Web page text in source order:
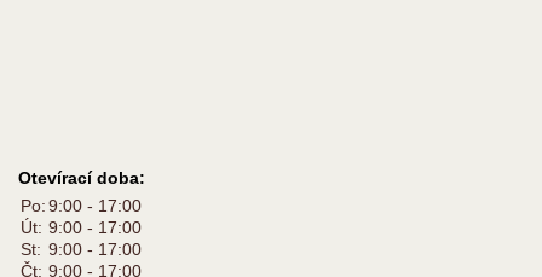
Otevírací doba:
Po:9:00 - 17:00
Út: 9:00 - 17:00
St: 9:00 - 17:00
Čt: 9:00 - 17:00